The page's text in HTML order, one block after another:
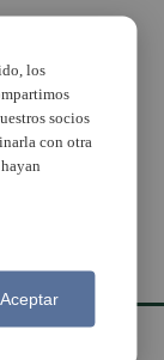
los
socios
con otra
Aceptar